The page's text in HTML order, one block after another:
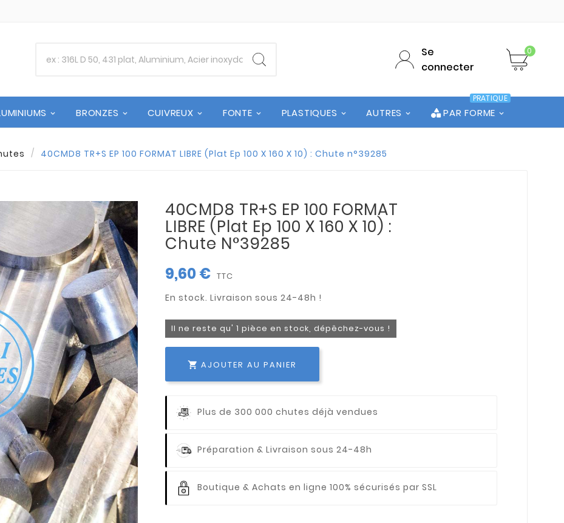
Se
connecter
0
BRONZES CUIVREUX FONTE PLASTIQUES AUTRES PAR FORME
PRATIQUE
40CMD8 TR+S EP 100 FORMAT LIBRE (Plat Ep 100 X 160 X 10) : Chute n°39285
40CMD8 TR+S EP 100 FORMAT
LIBRE (Plat Ep 100 X 160 X 10) :
Chute N°39285
9,60 € TTC
Il ne reste qu' 1 pièce en stock, dépêchez-vous !
 AJOUTER AU PANIER
Plus de 300 000 chutes déjà vendues
Préparation & Livraison sous 24-48h
Boutique & Achats en ligne 100% sécurisés par SSL